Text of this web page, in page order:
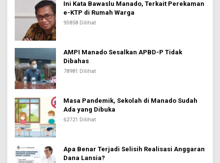
Ini Kata Bawaslu Manado, Terkait Perekaman
e-KTP di Rumah Warga
93858 Dilihat
AMPI Manado Sesalkan APBD-P Tidak
Dibahas
78981 Dilihat
Masa Pandemik, Sekolah di Manado Sudah
Ada yang Dibuka
62721 Dilihat
Apa Benar Terjadi Selisih Realisasi Anggaran
Dana Lansia?